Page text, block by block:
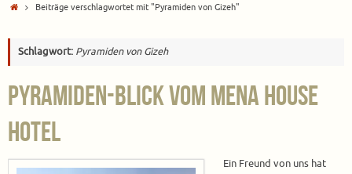
StartBeiträge verschlagwortet mit "Pyramiden von Gizeh"
Schlagwort: Pyramiden von Gizeh
Pyramiden-Blick vom Mena House
Hotel
Ein Freund von uns hat